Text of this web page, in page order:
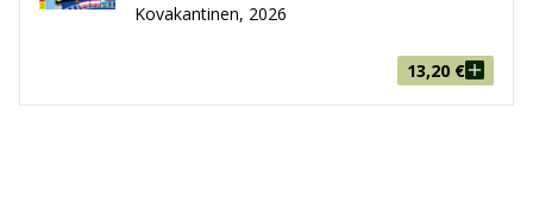
Kovakantinen, 2026
13,20 €